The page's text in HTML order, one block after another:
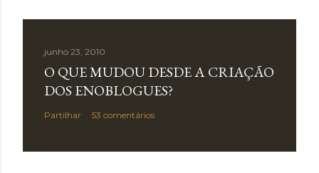
junho 23, 2010
O QUE MUDOU DESDE A CRIAÇÃO
DOS ENOBLOGUES?
Partilhar 53 comentários